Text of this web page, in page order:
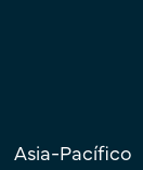
Asia-Pacífico